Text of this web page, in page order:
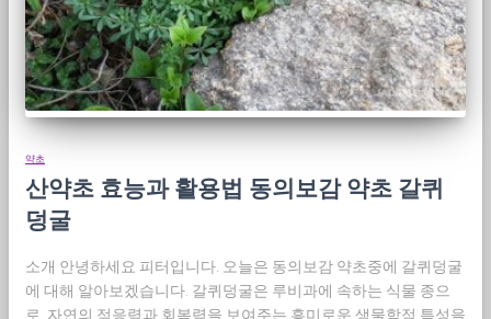
약초
산약초 효능과 활용법 동의보감 약초 갈퀴
덩굴
소개 안녕하세요 피터입니다. 오늘은 동의보감 약초중에 갈퀴덩굴
에 대해 알아보겠습니다. 갈퀴덩굴은 루비과에 속하는 식물 종으
로, 자연의 적응력과 회복력을 보여주는 흥미로운 생물학적 특성을